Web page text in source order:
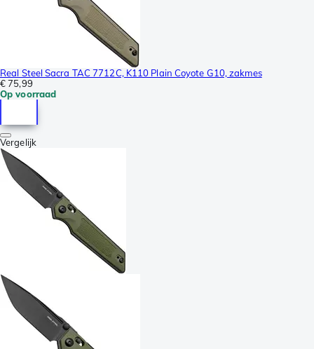
Real Steel Sacra TAC 7712C, K110 Plain Coyote G10, zakmes
€ 75,99
Op voorraad
Vergelijk